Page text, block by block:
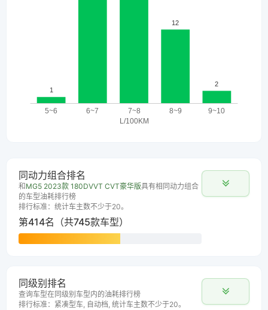
同动力组合排名
和 MG5 2023款 180DVVT CVT豪华版具有相同动力组合
的车型油耗排行榜
排行标准：统计车主数不少于20。
第414名（共745款车型）
同级别排名
查询车型在同级别车型内的油耗排行榜
排行标准：紧凑型车, 自动档, 统计车主数不少于20。